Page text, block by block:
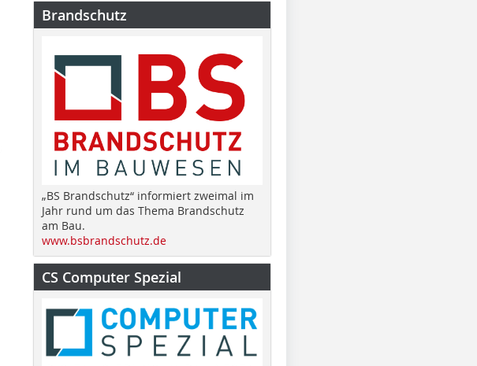
Brandschutz
„BS Brandschutz“ informiert zweimal im
Jahr rund um das Thema Brandschutz
am Bau.
www.bsbrandschutz.de
CS Computer Spezial